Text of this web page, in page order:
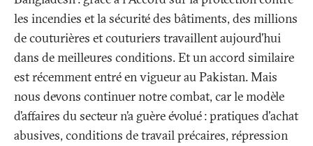
les incendies et la sécurité des bâtiments, des millions
de couturières et couturiers travaillent aujourd’hui
dans de meilleures conditions. Et un accord similaire
est récemment entré en vigueur au Pakistan. Mais
nous devons continuer notre combat, car le modèle
d’affaires du secteur n’a guère évolué: pratiques d'achat
abusives, conditions de travail précaires, répression